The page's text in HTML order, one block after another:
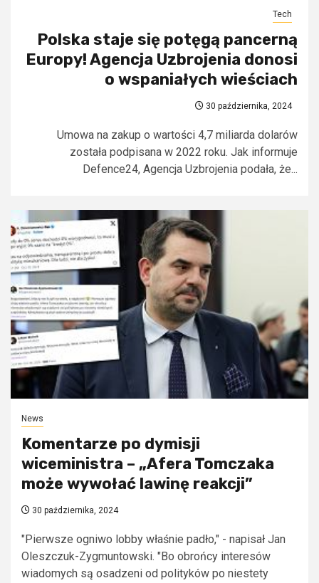
Tech
Polska staje się potęgą pancerną
Europy! Agencja Uzbrojenia donosi
o wspaniałych wieściach
30 października, 2024
Umowa na zakup o wartości 4,7 miliarda dolarów
została podpisana w 2022 roku. Jak informuje
Defence24, Agencja Uzbrojenia podała, że...
News
Komentarze po dymisji
wiceministra – „Afera Tomczaka
może wywołać lawinę reakcji”
30 października, 2024
"Pierwsze ogniwo lobby właśnie padło," - napisał Jan
Oleszczuk-Zygmuntowski. "Bo obrońcy interesów
wiadomych są osadzeni od polityków po niestety